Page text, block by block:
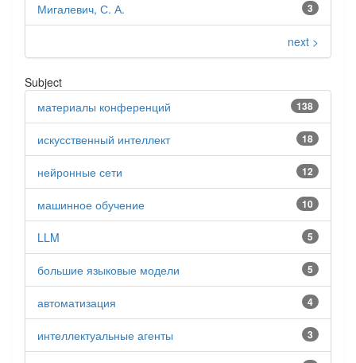
3
Мигалевич, С. А.
next >
Subject
138
материалы конференций
18
искусственный интеллект
12
нейронные сети
10
машинное обучение
5
LLM
5
большие языковые модели
4
автоматизация
3
интеллектуальные агенты